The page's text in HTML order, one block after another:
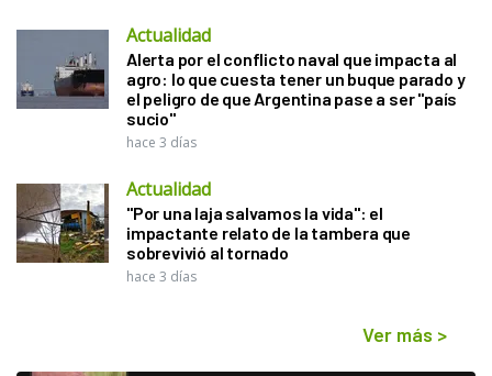
Actualidad
Alerta por el conflicto naval que impacta al
agro: lo que cuesta tener un buque parado y
el peligro de que Argentina pase a ser "país
sucio"
hace 3 días
Actualidad
"Por una laja salvamos la vida": el
impactante relato de la tambera que
sobrevivió al tornado
hace 3 días
Ver más >